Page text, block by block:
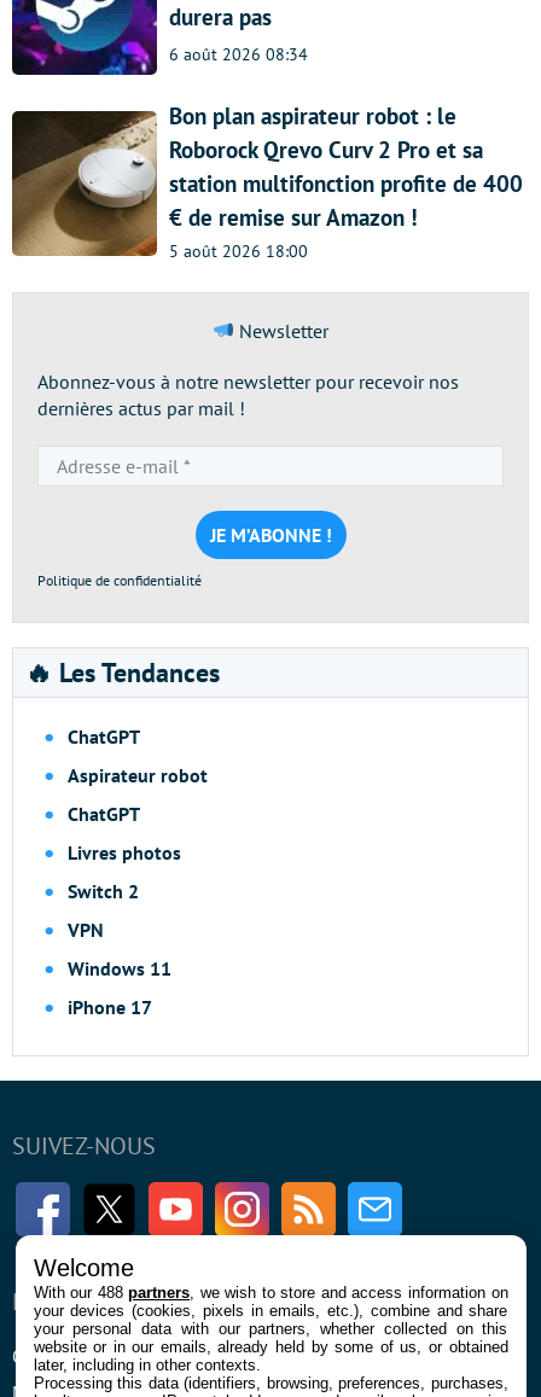
durera pas
6 août 2026 08:34
Bon plan aspirateur robot : le
Roborock Qrevo Curv 2 Pro et sa
station multifonction profite de 400
€ de remise sur Amazon !
5 août 2026 18:00
Newsletter
Abonnez-vous à notre newsletter pour recevoir nos
dernières actus par mail !
e-
mail
*
Politique de confidentialité
🔥 Les Tendances
ChatGPT
Aspirateur robot
ChatGPT
Livres photos
Switch 2
VPN
Windows 11
iPhone 17
SUIVEZ-NOUS
FacebookTwitter Youtube InstagramRSS Newsletter
ENTREPRISE
Qui sommes nous
Mentions légales et CGU
À PROPOS
La rédaction
Contact
Welcome
With our 488partners , we wish to store and access information on
your devices (cookies, pixels in emails, etc.), combine and share
your personal data with our partners, whether collected on this
website or in our emails, already held by some of us, or obtained
later, including in other contexts.
Processing this data (identifiers, browsing, preferences, purchases,